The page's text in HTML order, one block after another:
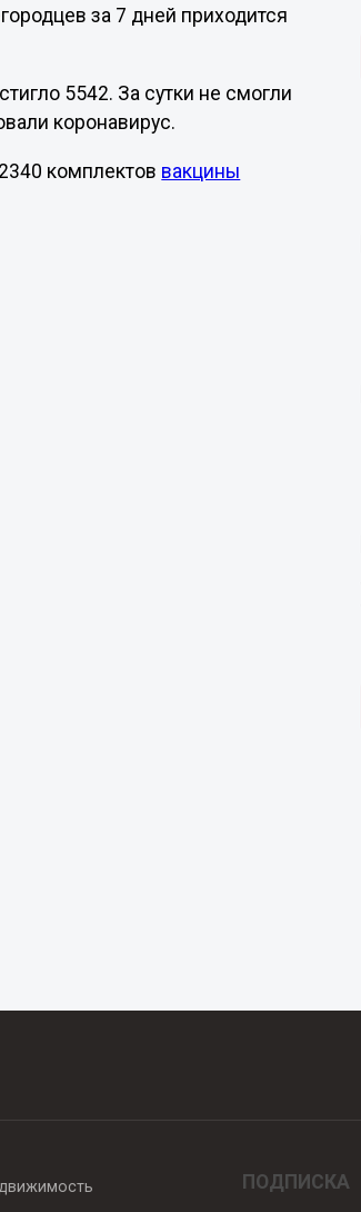
за 7 дней приходится
5542. За сутки не смогли
коронавирус.
комплектов вакцины
ПОДПИСКА